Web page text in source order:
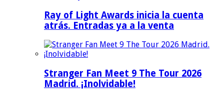
Ray of Light Awards inicia la cuenta
atrás. Entradas ya a la venta
Stranger Fan Meet 9 The Tour 2026
Madrid. ¡Inolvidable!